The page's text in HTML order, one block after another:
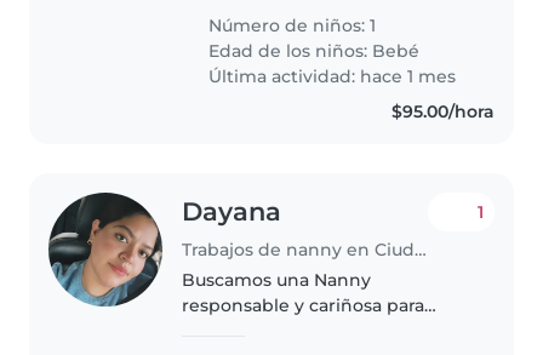
primerizos ocupo una nanny
para poder recuperarme bien y
que el bb esté estable
Número de niños: 1
Edad de los niños: Bebé
Última actividad: hace 1 mes
$95.00/hora
Dayana
Trabajos de nanny en Ciudad Juárez
1
Buscamos una Nanny
responsable y cariñosa para